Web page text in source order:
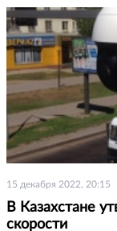
15 декабря 2022, 20:15
В Казахстане
скорости